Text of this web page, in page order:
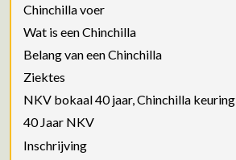
Chinchilla voer
Wat is een Chinchilla
Belang van een Chinchilla
Ziektes
NKV bokaal 40 jaar, Chinchilla keuring
40 Jaar NKV
Inschrijving